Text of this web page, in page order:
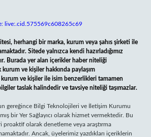
live:.cid.575569c608265c69
herhangi bir marka, kurum veya şahıs şirketi ile
Sitede yalnızca kendi hazırladığımız
Burada yer alan içerikler haber niteliği
ve kişiler hakkında paylaşım
kurum ve kişiler ile isim benzerlikleri tamamen
taslak halindedir ve tavsiye niteliği taşımazlar.
gereğince Bilgi Teknolojileri ve İletişim Kurumu
bir Yer Sağlayıcı olarak hizmet vermektedir. Bu
proaktif olarak denetleme veya araştırma
Ancak, üyelerimiz yazdıkları içeriklerin